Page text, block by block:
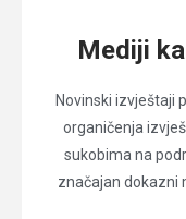
Mediji
Novinski izvještaji
organičenja
sukobima na
značajan dokazni